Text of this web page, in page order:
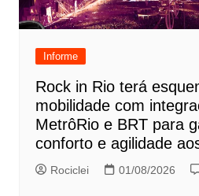
Informe
Rock in Rio terá
mobilidade com
MetrôRio e BRT para
conforto e agilidade
Rociclei 01/08/2026